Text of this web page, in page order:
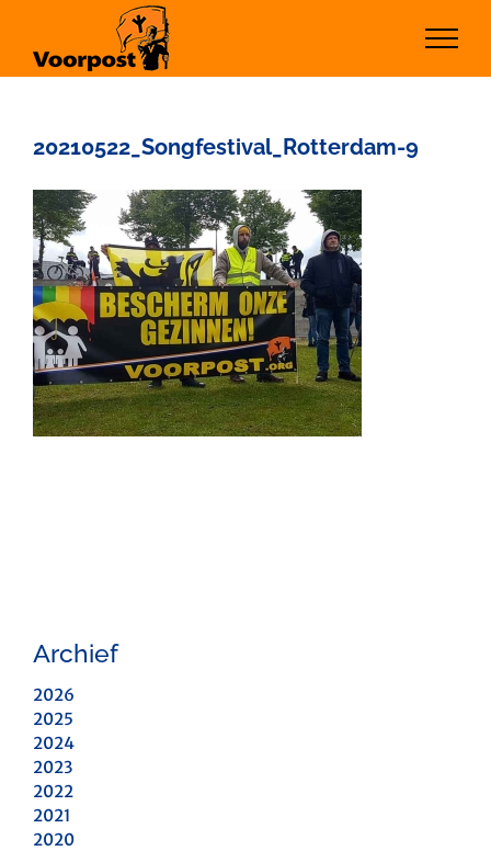
inhoud
20210522_Songfestival_Rotterdam-9
Archief
2026
2025
2024
2023
2022
2021
2020